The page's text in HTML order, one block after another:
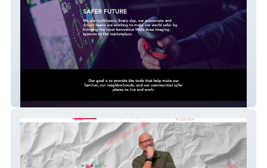
Persistent Surveillance Systems Website